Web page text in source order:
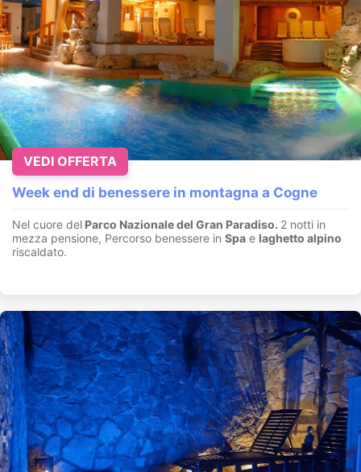
Week end di benessere in montagna a Cogne
Nel cuore del Parco Nazionale del Gran Paradiso. 2 notti in
mezza pensione, Percorso benessere in Spa e laghetto alpino
riscaldato.
VEDI OFFERTA